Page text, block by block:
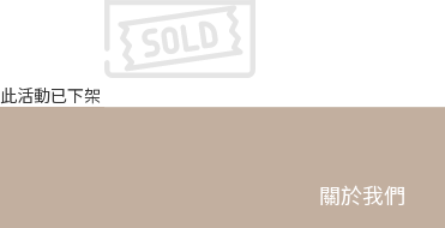
此活動已下架
關於我們